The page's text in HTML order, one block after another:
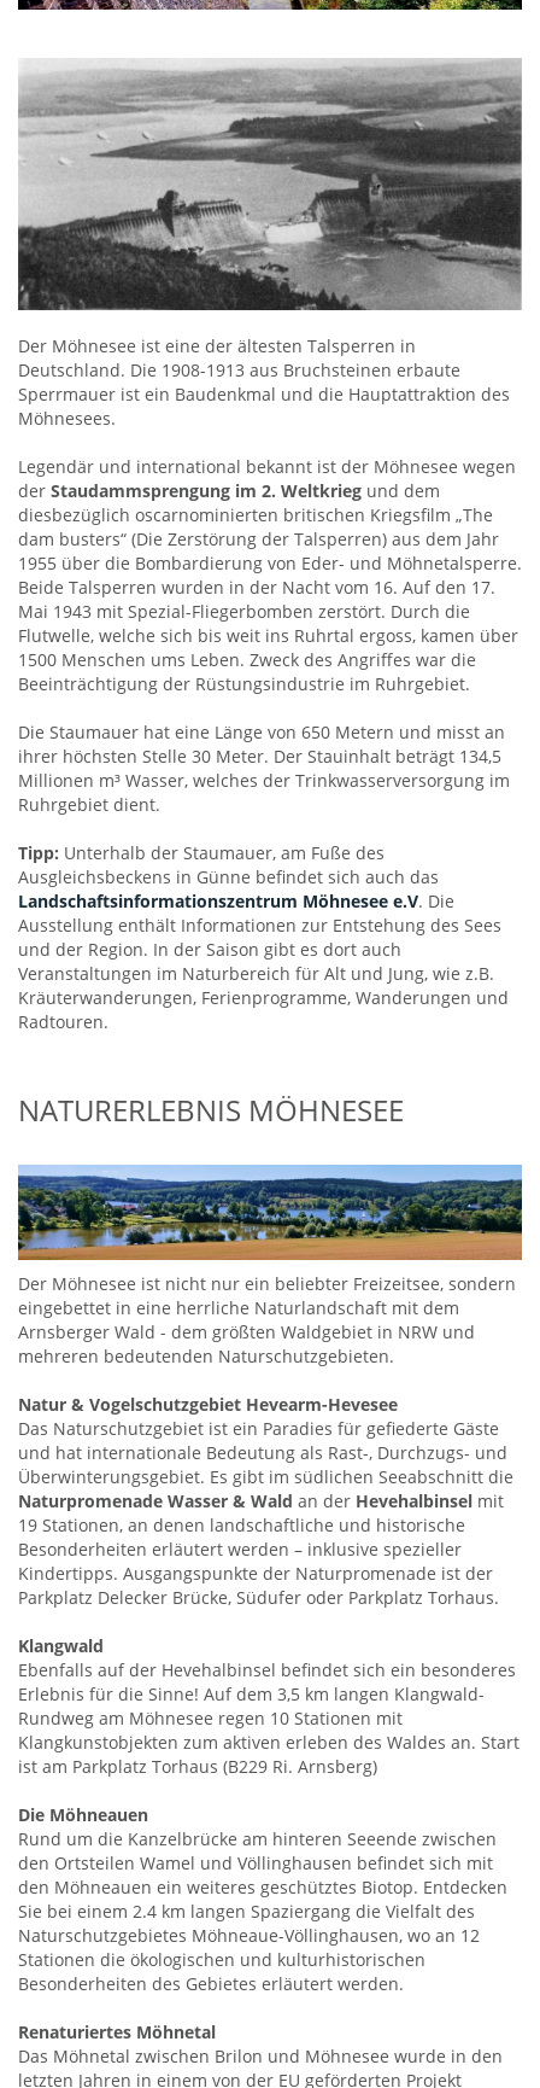
Der Möhnesee ist eine der ältesten Talsperren in
Deutschland. Die 1908-1913 aus Bruchsteinen erbaute
Sperrmauer ist ein Baudenkmal und die Hauptattraktion des
Möhnesees.
Legendär und international bekannt ist der Möhnesee wegen
der Staudammsprengung im 2. Weltkrieg und dem
diesbezüglich oscarnominierten britischen Kriegsfilm „The
dam busters“ (Die Zerstörung der Talsperren) aus dem Jahr
1955 über die Bombardierung von Eder- und Möhnetalsperre.
Beide Talsperren wurden in der Nacht vom 16. Auf den 17.
Mai 1943 mit Spezial-Fliegerbomben zerstört. Durch die
Flutwelle, welche sich bis weit ins Ruhrtal ergoss, kamen über
1500 Menschen ums Leben. Zweck des Angriffes war die
Beeinträchtigung der Rüstungsindustrie im Ruhrgebiet.
Die Staumauer hat eine Länge von 650 Metern und misst an
ihrer höchsten Stelle 30 Meter. Der Stauinhalt beträgt 134,5
Millionen m³ Wasser, welches der Trinkwasserversorgung im
Ruhrgebiet dient.
Tipp: Unterhalb der Staumauer, am Fuße des
Ausgleichsbeckens in Günne befindet sich auch das
Landschaftsinformationszentrum Möhnesee e.V. Die
Ausstellung enthält Informationen zur Entstehung des Sees
und der Region. In der Saison gibt es dort auch
Veranstaltungen im Naturbereich für Alt und Jung, wie z.B.
Kräuterwanderungen, Ferienprogramme, Wanderungen und
Radtouren.
NATURERLEBNIS MÖHNESEE
Der Möhnesee ist nicht nur ein beliebter Freizeitsee, sondern
eingebettet in eine herrliche Naturlandschaft mit dem
Arnsberger Wald - dem größten Waldgebiet in NRW und
mehreren bedeutenden Naturschutzgebieten.
Natur & Vogelschutzgebiet Hevearm-Hevesee
Das Naturschutzgebiet ist ein Paradies für gefiederte Gäste
und hat internationale Bedeutung als Rast-, Durchzugs- und
Überwinterungsgebiet. Es gibt im südlichen Seeabschnitt die
Naturpromenade Wasser & Wald an der Hevehalbinsel mit
19 Stationen, an denen landschaftliche und historische
Besonderheiten erläutert werden – inklusive spezieller
Kindertipps. Ausgangspunkte der Naturpromenade ist der
Parkplatz Delecker Brücke, Südufer oder Parkplatz Torhaus.
Klangwald
Ebenfalls auf der Hevehalbinsel befindet sich ein besonderes
Erlebnis für die Sinne! Auf dem 3,5 km langen Klangwald-
Rundweg am Möhnesee regen 10 Stationen mit
Klangkunstobjekten zum aktiven erleben des Waldes an. Start
ist am Parkplatz Torhaus (B229 Ri. Arnsberg)
Die Möhneauen
Rund um die Kanzelbrücke am hinteren Seeende zwischen
den Ortsteilen Wamel und Völlinghausen befindet sich mit
den Möhneauen ein weiteres geschütztes Biotop. Entdecken
Sie bei einem 2.4 km langen Spaziergang die Vielfalt des
Naturschutzgebietes Möhneaue-Völlinghausen, wo an 12
Stationen die ökologischen und kulturhistorischen
Besonderheiten des Gebietes erläutert werden.
Renaturiertes Möhnetal
Das Möhnetal zwischen Brilon und Möhnesee wurde in den
letzten Jahren in einem von der EU geförderten Projekt